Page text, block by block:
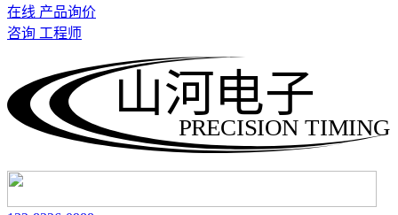
在线 产品询价
咨询 工程师
PRECISION TIMING
山河电子